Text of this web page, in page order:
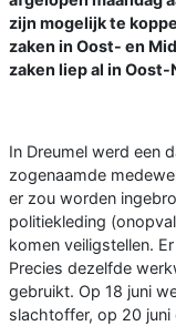
zijn mogelijk te
zaken in Oost- en
zaken liep al in
In Dreumel werd een
zogenaamde
er zou worden
politiekleding
komen veiligstellen.
Precies dezelfde
gebruikt. Op 18 juni
slachtoffer, op 20 juni